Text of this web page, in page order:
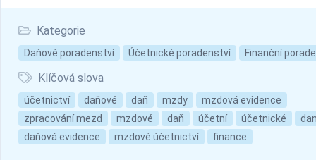
Kategorie
Daňové poradenství Účetnické poradenství Finanční
Klíčová slova
účetnictví daňové daň mzdy
mzdová evidence
zpracování mezd
mzdové daň účetní účetnické
daňová evidence
mzdové účetnictví finance